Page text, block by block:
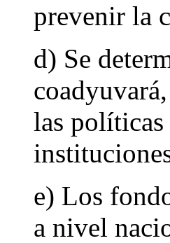
prevenir la
d) Se
las
e) Los
a nivel